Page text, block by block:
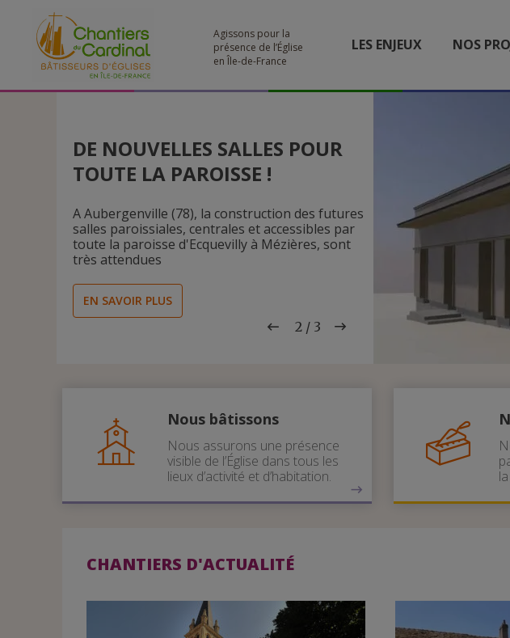
Agissons pour la
présence de l’Église
en Île-de-France
LES ENJEUX NOS
LES MISSIONS DES CHANTIERS
DU CARDINAL
Depuis près d'un siècle, les Chantiers du
Cardinal agissent pour le patrimoine religieux
en Ile-de-France. Connaissez-vous le détail de
nos missions ? Redécouvrez-les en vidéo !
EN SAVOIR PLUS
2 3
DE NOUVELLES SALLES POUR
TOUTE LA PAROISSE !
A Aubergenville (78), la construction des futures
salles paroissiales, centrales et accessibles par
toute la paroisse d'Ecquevilly à Mézières, sont
très attendues
EN SAVOIR PLUS
2/ 3
NOUVELLE CHRONIQUE DU
PATRIMOINE SUR KTO RADIO !
Lettre à mon clocher... Nos églises sont un lieu
d'appel, de refuge, d'accueil et d'apaisement.
ECOUTER LA CHRONIQUE
2 3
Nous bâtissons
Nous assurons une présence
visible de l’Église dans tous les
lieux d’activité et d’habitation.
CHANTIERS D'ACTUALITÉ